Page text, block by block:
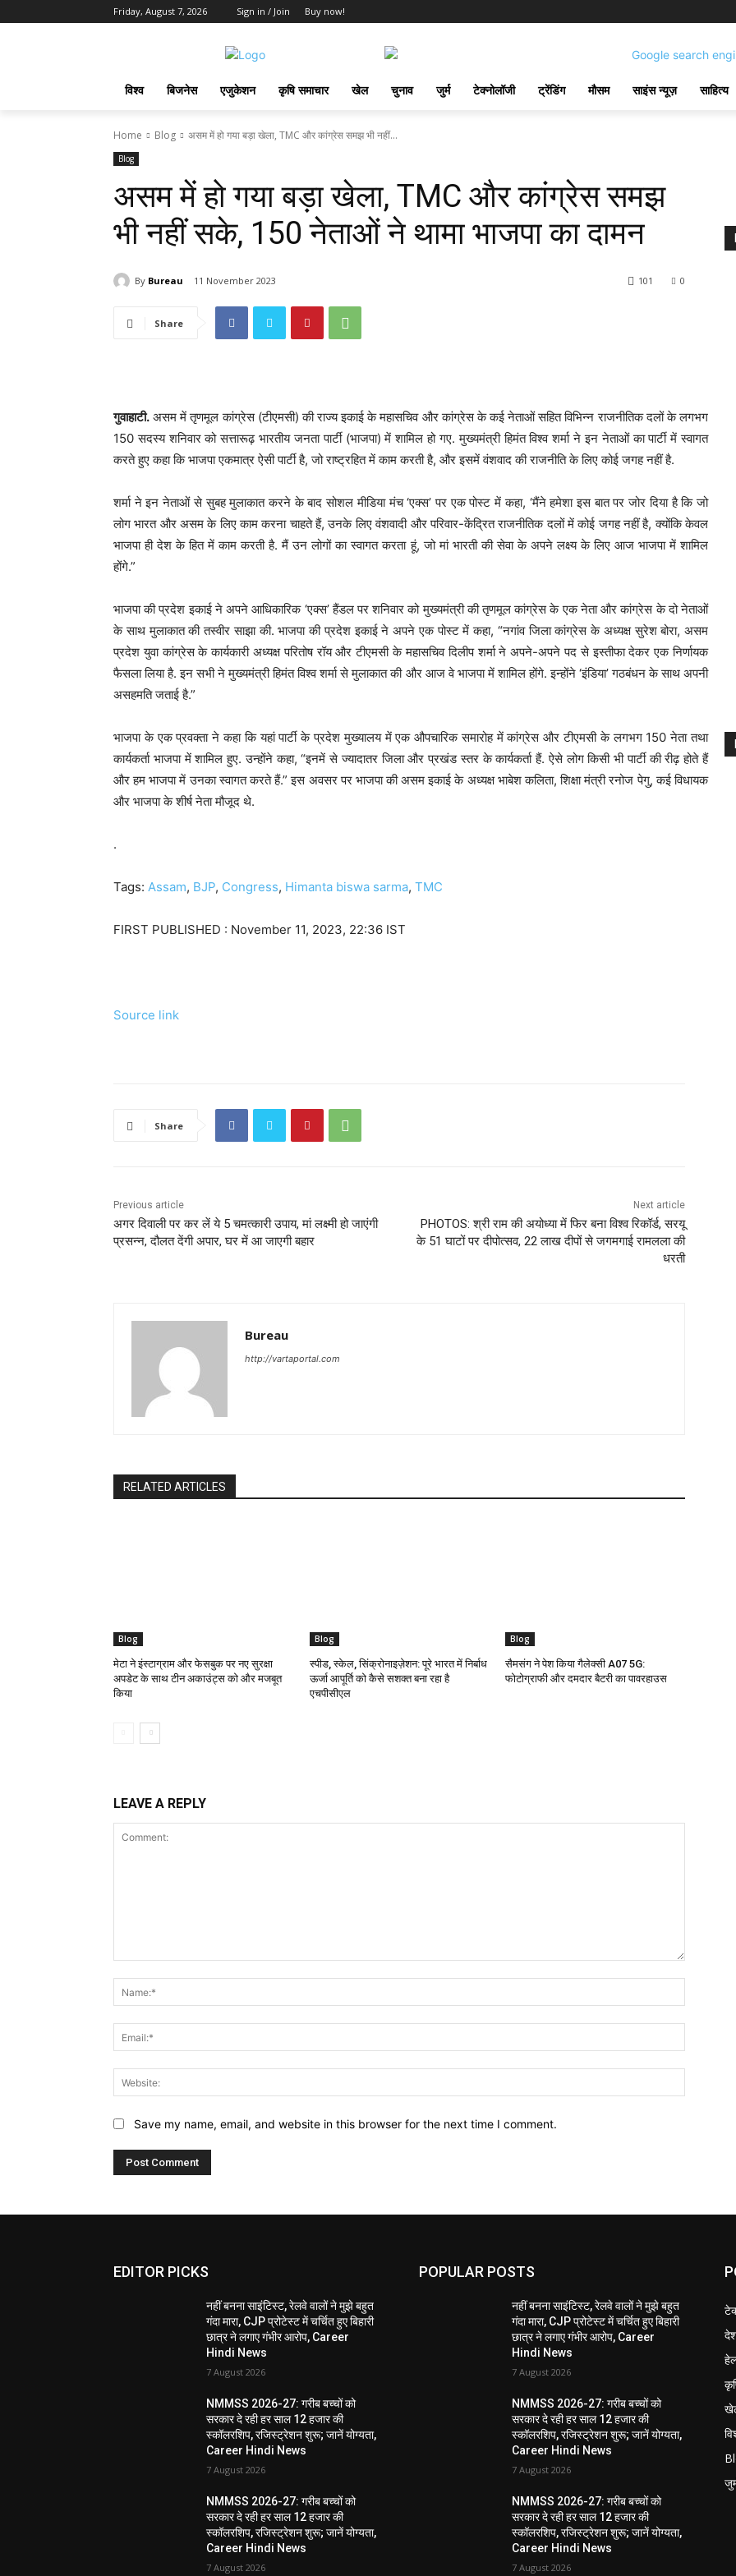
Friday, August 7, 2026 Sign in / Join Buy now!
विश्व बिजनेस एजुकेशन कृषि समाचार खेल चुनाव जुर्म टेक्नोलॉजी ट्रेंडिंग मौसम साइंस न्यूज़ साहित्य
Home Blog असम में हो गया बड़ा खेला, TMC और कांग्रेस समझ भी नहीं...
Blog
असम में हो गया बड़ा खेला, TMC और कांग्रेस समझ
भी नहीं सके, 150 नेताओं ने थामा भाजपा का दामन
By Bureau 11 November 2023 0
101
Share
गुवाहाटी. असम में तृणमूल कांग्रेस (टीएमसी) की राज्य इकाई के महासचिव और कांग्रेस के कई नेताओं सहित विभिन्न राजनीतिक दलों के लगभग
150 सदस्य शनिवार को सत्तारूढ़ भारतीय जनता पार्टी (भाजपा) में शामिल हो गए. मुख्यमंत्री हिमंत विश्व शर्मा ने इन नेताओं का पार्टी में स्वागत
करते हुए कहा कि भाजपा एकमात्र ऐसी पार्टी है, जो राष्ट्रहित में काम करती है, और इसमें वंशवाद की राजनीति के लिए कोई जगह नहीं है.
शर्मा ने इन नेताओं से सुबह मुलाकात करने के बाद सोशल मीडिया मंच ‘एक्स’ पर एक पोस्ट में कहा, ‘मैंने हमेशा इस बात पर जोर दिया है कि जो
लोग भारत और असम के लिए काम करना चाहते हैं, उनके लिए वंशवादी और परिवार-केंद्रित राजनीतिक दलों में कोई जगह नहीं है, क्योंकि केवल
भाजपा ही देश के हित में काम करती है. मैं उन लोगों का स्वागत करता हूं, जो मां भारती की सेवा के अपने लक्ष्य के लिए आज भाजपा में शामिल
होंगे.”
भाजपा की प्रदेश इकाई ने अपने आधिकारिक ‘एक्स’ हैंडल पर शनिवार को मुख्यमंत्री की तृणमूल कांग्रेस के एक नेता और कांग्रेस के दो नेताओं
के साथ मुलाकात की तस्वीर साझा की. भाजपा की प्रदेश इकाई ने अपने एक पोस्ट में कहा, “नगांव जिला कांग्रेस के अध्यक्ष सुरेश बोरा, असम
प्रदेश युवा कांग्रेस के कार्यकारी अध्यक्ष परितोष रॉय और टीएमसी के महासचिव दिलीप शर्मा ने अपने-अपने पद से इस्तीफा देकर एक निर्णायक
फैसला लिया है. इन सभी ने मुख्यमंत्री हिमंत विश्व शर्मा से मुलाकात की और आज वे भाजपा में शामिल होंगे. इन्होंने ‘इंडिया’ गठबंधन के साथ अपनी
असहमति जताई है.”
भाजपा के एक प्रवक्ता ने कहा कि यहां पार्टी के प्रदेश मुख्यालय में एक औपचारिक समारोह में कांग्रेस और टीएमसी के लगभग 150 नेता तथा
कार्यकर्ता भाजपा में शामिल हुए. उन्होंने कहा, “इनमें से ज्यादातर जिला और प्रखंड स्तर के कार्यकर्ता हैं. ऐसे लोग किसी भी पार्टी की रीढ़ होते हैं
और हम भाजपा में उनका स्वागत करते हैं.” इस अवसर पर भाजपा की असम इकाई के अध्यक्ष भाबेश कलिता, शिक्षा मंत्री रनोज पेगु, कई विधायक
और भाजपा के शीर्ष नेता मौजूद थे.
.
Tags: Assam, BJP, Congress, Himanta biswa sarma, TMC
FIRST PUBLISHED : November 11, 2023, 22:36 IST
Source link
Share
Previous article
अगर दिवाली पर कर लें ये 5 चमत्कारी उपाय, मां लक्ष्मी हो जाएंगी
प्रसन्न, दौलत देंगी अपार, घर में आ जाएगी बहार
Next article
PHOTOS: श्री राम की अयोध्या में फिर बना विश्व रिकॉर्ड, सरयू
के 51 घाटों पर दीपोत्सव, 22 लाख दीपों से जगमगाई रामलला की
धरती
Bureau
http://vartaportal.com
RELATED ARTICLES
Blog
मेटा ने इंस्टाग्राम और फेसबुक पर नए सुरक्षा
अपडेट के साथ टीन अकाउंट्स को और मजबूत
किया
Blog
स्पीड, स्केल, सिंक्रोनाइज़ेशन: पूरे भारत में निर्बाध
ऊर्जा आपूर्ति को कैसे सशक्त बना रहा है
एचपीसीएल
Blog
सैमसंग ने पेश किया गैलेक्सी A07 5G:
फोटोग्राफी और दमदार बैटरी का पावरहाउस
LEAVE A REPLY
Save my name, email, and website in this browser for the next time I comment.
EDITOR PICKS
नहीं बनना साइंटिस्ट, रेलवे वालों ने मुझे बहुत
गंदा मारा, CJP प्रोटेस्ट में चर्चित हुए बिहारी
छात्र ने लगाए गंभीर आरोप, Career
Hindi News
7 August 2026
NMMSS 2026-27: गरीब बच्चों को
सरकार दे रही हर साल 12 हजार की
स्कॉलरशिप, रजिस्ट्रेशन शुरू; जानें योग्यता,
Career Hindi News
7 August 2026
NMMSS 2026-27: गरीब बच्चों को
सरकार दे रही हर साल 12 हजार की
स्कॉलरशिप, रजिस्ट्रेशन शुरू; जानें योग्यता,
Career Hindi News
7 August 2026
POPULAR POSTS
नहीं बनना साइंटिस्ट, रेलवे वालों ने मुझे बहुत
गंदा मारा, CJP प्रोटेस्ट में चर्चित हुए बिहारी
छात्र ने लगाए गंभीर आरोप, Career
Hindi News
7 August 2026
NMMSS 2026-27: गरीब बच्चों को
सरकार दे रही हर साल 12 हजार की
स्कॉलरशिप, रजिस्ट्रेशन शुरू; जानें योग्यता,
Career Hindi News
7 August 2026
NMMSS 2026-27: गरीब बच्चों को
सरकार दे रही हर साल 12 हजार की
स्कॉलरशिप, रजिस्ट्रेशन शुरू; जानें योग्यता,
Career Hindi News
7 August 2026